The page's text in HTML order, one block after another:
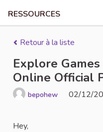
RESSOURCES
Retour à la liste
Explore
Online Official
bepohew 02/12/
Hey,